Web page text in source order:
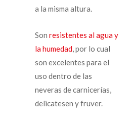
a la misma altura.
Son resistentes al agua y
la humedad, por lo cual
son excelentes para el
uso dentro de las
neveras de carnicerías,
delicatesen y fruver.